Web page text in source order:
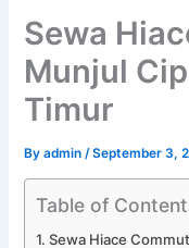
Sewa
Munjul
Timur
Byadmin /September 3,
Table of
Sewa Hiace